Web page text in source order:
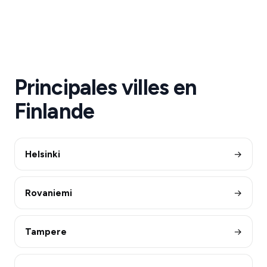
Principales villes en
Finlande
Helsinki →
Rovaniemi →
Tampere →